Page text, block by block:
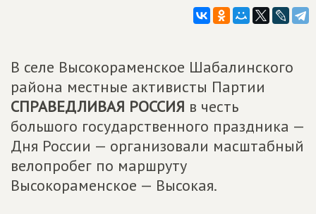
В селе Высокораменское Шабалинского
района местные активисты Партии
СПРАВЕДЛИВАЯ РОССИЯ в честь
большого государственного праздника —
Дня России — организовали масштабный
велопробег по маршруту
Высокораменское — Высокая.